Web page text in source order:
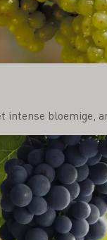
intense bloemige,